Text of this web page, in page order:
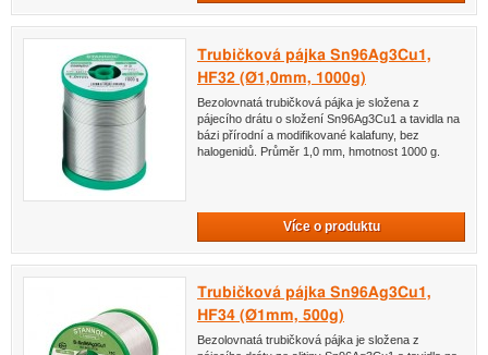
Trubičková pájka Sn96Ag3Cu1,
HF32 (Ø1,0mm, 1000g)
Bezolovnatá trubičková pájka je složena z
pájecího drátu o složení Sn96Ag3Cu1 a tavidla na
bázi přírodní a modifikované kalafuny, bez
halogenidů. Průměr 1,0 mm, hmotnost 1000 g.
Více o produktu
Trubičková pájka Sn96Ag3Cu1,
HF34 (Ø1mm, 500g)
Bezolovnatá trubičková pájka je složena z